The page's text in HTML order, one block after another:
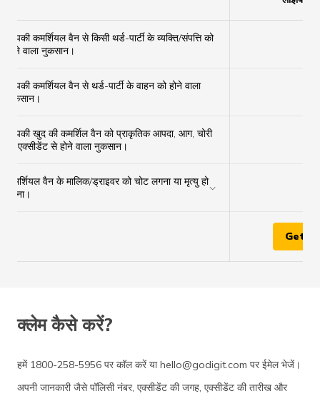
आपकी कमर्शियल वैन से किसी थर्ड-पार्टी के व्यक्ति/संपत्ति को
होने वाला नुकसान।
आपकी कमर्शियल वैन से थर्ड-पार्टी के वाहन को होने वाला
नुकसान।
आपकी खुद की कमर्शिल वैन को प्राकृतिक आपदा, आग, चोरी
या एक्सीडेंट से होने वाला नुकसान।
कमर्शियल वैन के मालिक/ड्राइवर को चोट लगना या मृत्यु हो
जाना।
Get
क्लेम कैसे करें?
हमें 1800-258-5956 पर कॉल करें या hello@godigit.com पर ईमेल भेजें।
अपनी जानकारी जैसे पॉलिसी नंबर, एक्सीडेंट की जगह, एक्सीडेंट की तारीख और